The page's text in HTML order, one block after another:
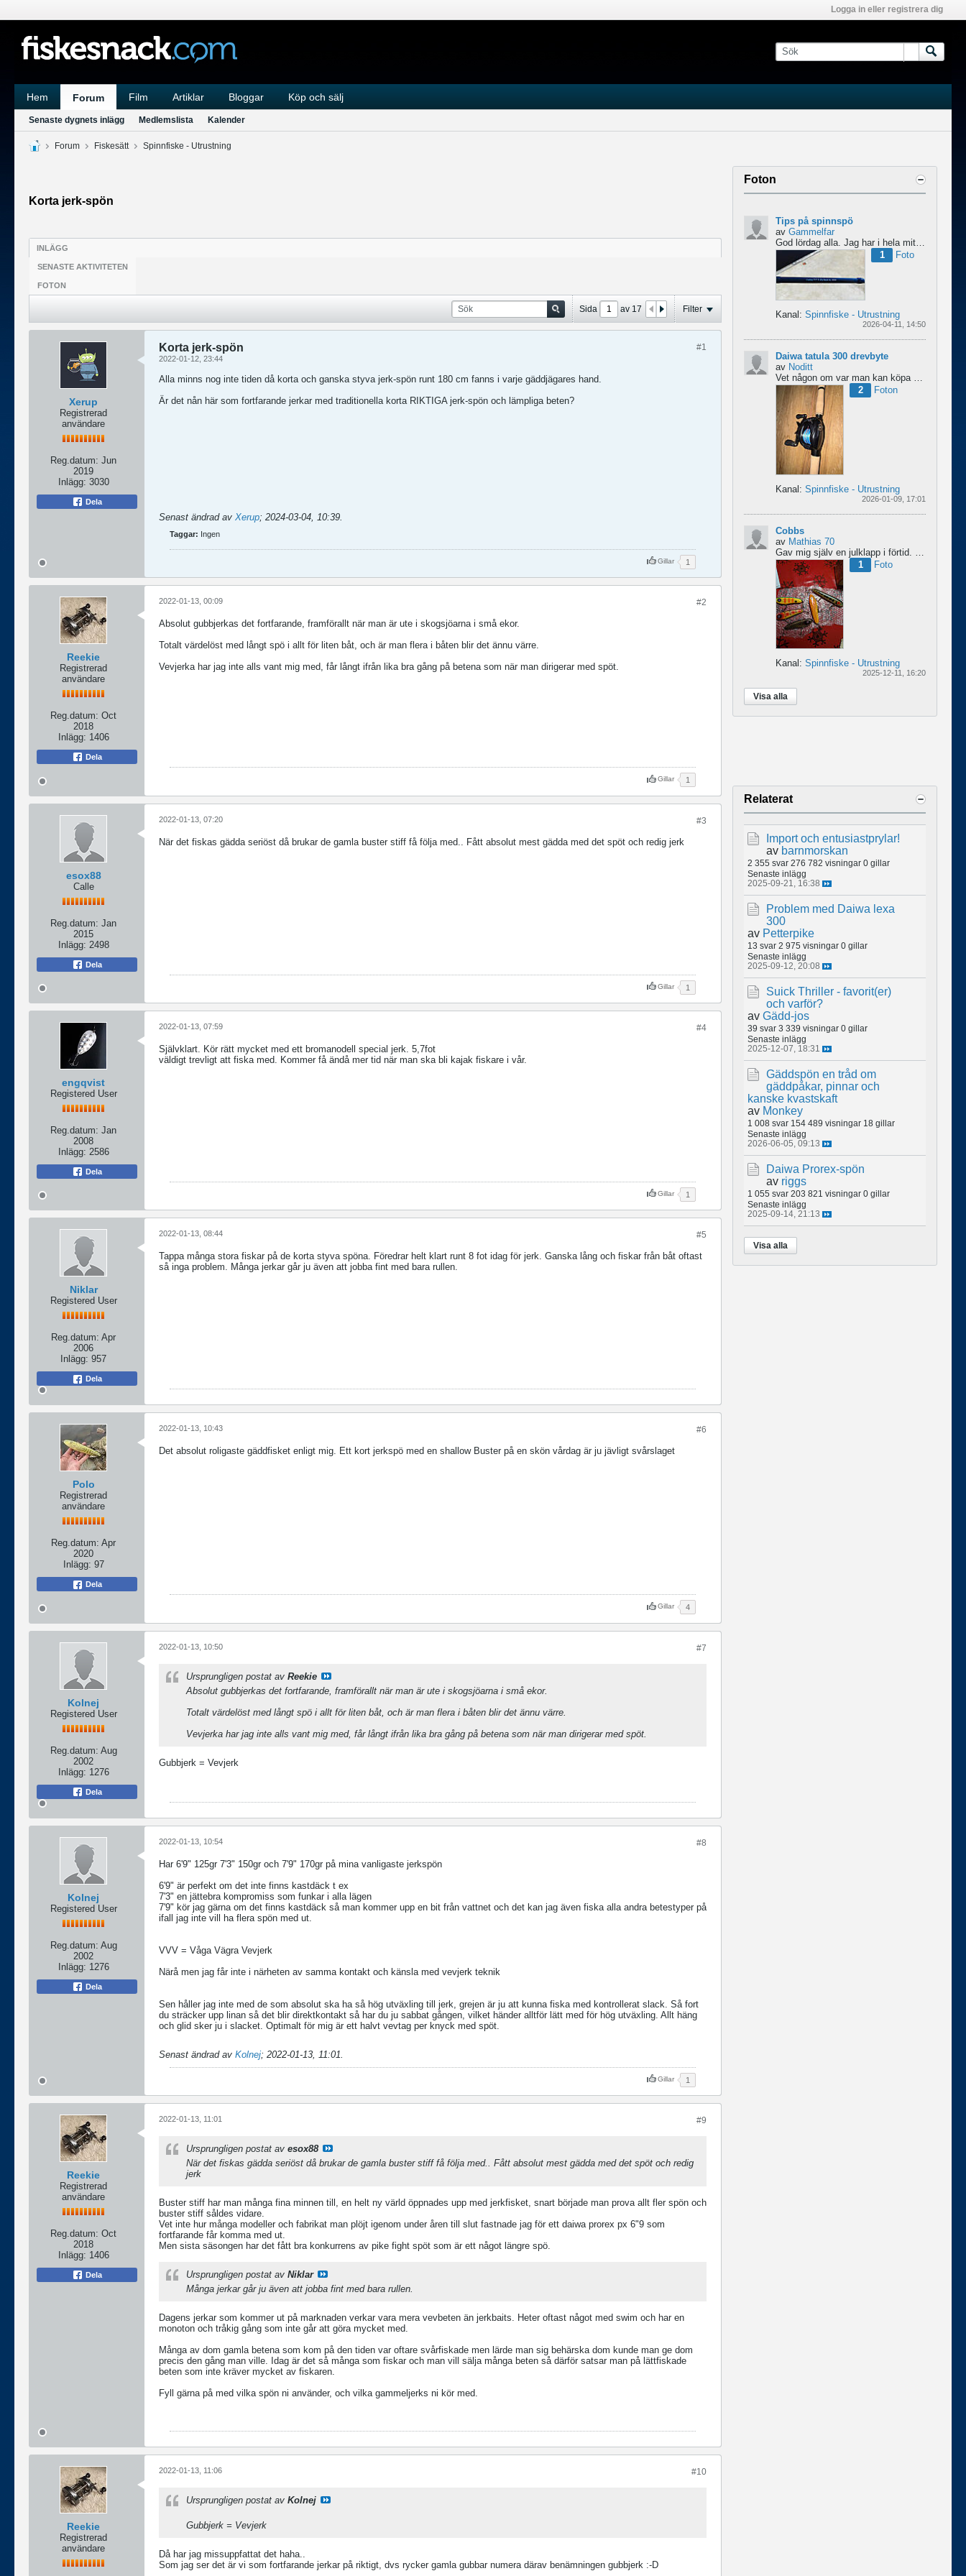
Logga in eller registrera dig
Hem Forum Film Artiklar Bloggar Köp och sälj
Senaste dygnets inlägg Medlemslista Kalender
Forum Fiskesätt Spinnfiske - Utrustning
Korta jerk-spön
INLÄGG
SENASTE AKTIVITETEN
FOTON
Sida av 17 Filter
Xerup
Registrerad
användare
Reg.datum: Jun
2019
Inlägg: 3030
Dela
#1
Korta jerk-spön
2022-01-12, 23:44
Alla minns nog inte tiden då korta och ganska styva jerk-spön runt 180 cm fanns i varje gäddjägares hand.
Är det nån här som fortfarande jerkar med traditionella korta RIKTIGA jerk-spön och lämpliga beten?
Senast ändrad av Xerup; 2024-03-04, 10:39.
Taggar: Ingen
Gillar 1
Reekie
Registrerad
användare
Reg.datum: Oct
2018
Inlägg: 1406
Dela
#2
2022-01-13, 00:09
Absolut gubbjerkas det fortfarande, framförallt när man är ute i skogsjöarna i små ekor.
Totalt värdelöst med långt spö i allt för liten båt, och är man flera i båten blir det ännu värre.
Vevjerka har jag inte alls vant mig med, får långt ifrån lika bra gång på betena som när man dirigerar med spöt.
Gillar 1
esox88
Calle
Reg.datum: Jan
2015
Inlägg: 2498
Dela
#3
2022-01-13, 07:20
När det fiskas gädda seriöst då brukar de gamla buster stiff få följa med.. Fått absolut mest gädda med det spöt och redig jerk
Gillar 1
engqvist
Registered User
Reg.datum: Jan
2008
Inlägg: 2586
Dela
#4
2022-01-13, 07:59
Självklart. Kör rätt mycket med ett bromanodell special jerk. 5,7fot
väldigt trevligt att fiska med. Kommer få ändå mer tid när man ska bli kajak fiskare i vår.
Gillar 1
Niklar
Registered User
Reg.datum: Apr
2006
Inlägg: 957
Dela
#5
2022-01-13, 08:44
Tappa många stora fiskar på de korta styva spöna. Föredrar helt klart runt 8 fot idag för jerk. Ganska lång och fiskar från båt oftast
så inga problem. Många jerkar går ju även att jobba fint med bara rullen.
Polo
Registrerad
användare
Reg.datum: Apr
2020
Inlägg: 97
Dela
#6
2022-01-13, 10:43
Det absolut roligaste gäddfisket enligt mig. Ett kort jerkspö med en shallow Buster på en skön vårdag är ju jävligt svårslaget
Gillar 4
Kolnej
Registered User
Reg.datum: Aug
2002
Inlägg: 1276
Dela
#7
2022-01-13, 10:50
Ursprungligen postat av Reekie
Absolut gubbjerkas det fortfarande, framförallt när man är ute i skogsjöarna i små ekor.
Totalt värdelöst med långt spö i allt för liten båt, och är man flera i båten blir det ännu värre.
Vevjerka har jag inte alls vant mig med, får långt ifrån lika bra gång på betena som när man dirigerar med spöt.
Gubbjerk = Vevjerk
Kolnej
Registered User
Reg.datum: Aug
2002
Inlägg: 1276
Dela
#8
2022-01-13, 10:54
Har 6'9" 125gr 7'3" 150gr och 7'9" 170gr på mina vanligaste jerkspön
6'9" är perfekt om det inte finns kastdäck t ex
7'3" en jättebra kompromiss som funkar i alla lägen
7'9" kör jag gärna om det finns kastdäck så man kommer upp en bit från vattnet och det kan jag även fiska alla andra betestyper på
ifall jag inte vill ha flera spön med ut.
VVV = Våga Vägra Vevjerk
Närå men jag får inte i närheten av samma kontakt och känsla med vevjerk teknik
Sen håller jag inte med de som absolut ska ha så hög utväxling till jerk, grejen är ju att kunna fiska med kontrollerat slack. Så fort
du sträcker upp linan så det blir direktkontakt så har du ju sabbat gången, vilket händer alltför lätt med för hög utväxling. Allt häng
och glid sker ju i slacket. Optimalt för mig är ett halvt vevtag per knyck med spöt.
Senast ändrad av Kolnej; 2022-01-13, 11:01
Gillar 1
Reekie
Registrerad
användare
Reg.datum: Oct
2018
Inlägg: 1406
Dela
#9
2022-01-13, 11:01
Ursprungligen postat av esox88
När det fiskas gädda seriöst då brukar de gamla buster stiff få följa med.. Fått absolut mest gädda med det spöt och redig
jerk
Buster stiff har man många fina minnen till, en helt ny värld öppnades upp med jerkfisket, snart började man prova allt fler spön och
buster stiff såldes vidare.
Vet inte hur många modeller och fabrikat man plöjt igenom under åren till slut fastnade jag för ett daiwa prorex px 6"9 som
fortfarande får komma med ut.
Men sista säsongen har det fått bra konkurrens av pike fight spöt som är ett något längre spö.
Ursprungligen postat av Niklar
Många jerkar går ju även att jobba fint med bara rullen.
Dagens jerkar som kommer ut på marknaden verkar vara mera vevbeten än jerkbaits. Heter oftast något med swim och har en
monoton och tråkig gång som inte går att göra mycket med.
Många av dom gamla betena som kom på den tiden var oftare svårfiskade men lärde man sig behärska dom kunde man ge dom
precis den gång man ville. Idag är det så många som fiskar och man vill sälja många beten så därför satsar man på lättfiskade
beten som inte kräver mycket av fiskaren.
Fyll gärna på med vilka spön ni använder, och vilka gammeljerks ni kör med.
Reekie
Registrerad
användare
#10
2022-01-13, 11:06
Ursprungligen postat av Kolnej
Gubbjerk = Vevjerk
Då har jag missuppfattat det haha..
Som jag ser det är vi som fortfarande jerkar på riktigt, dvs rycker gamla gubbar numera därav benämningen gubbjerk :-D
Foton
Tips på spinnspö
av Gammelfar
God lördag alla. Jag har i hela mitt liv fiskat med haspel och har för något år sedan hittat min...
1
Foto
Kanal: Spinnfiske - Utrustning
2026-04-11, 14:50
Daiwa tatula 300 drevbyte
av Noditt
Vet någon om var man kan köpa drev till den rullen så den blir lågutväxlad har en japansk 8.1 det är...
2
Foton
Kanal: Spinnfiske - Utrustning
2026-01-09, 17:01
Cobbs
av Mathias 70
1
Foto
Kanal: Spinnfiske - Utrustning
2025-12-11, 16:20
Visa alla
Relaterat
Import och entusiastprylar!
av barnmorskan
2 355 svar 276 782 visningar 0 gillar
Senaste inlägg
2025-09-21, 16:38
Problem med Daiwa lexa
300
av Petterpike
13 svar 2 975 visningar 0 gillar
Senaste inlägg
2025-09-12, 20:08
Suick Thriller - favorit(er)
och varför?
av Gädd-jos
39 svar 3 339 visningar 0 gillar
Senaste inlägg
2025-12-07, 18:31
Gäddspön en tråd om
gäddpåkar, pinnar och
kanske kvastskaft
av Monkey
1 008 svar 154 489 visningar 18 gillar
Senaste inlägg
2026-06-05, 09:13
Daiwa Prorex-spön
av riggs
1 055 svar 203 821 visningar 0 gillar
Senaste inlägg
2025-09-14, 21:13
Visa alla